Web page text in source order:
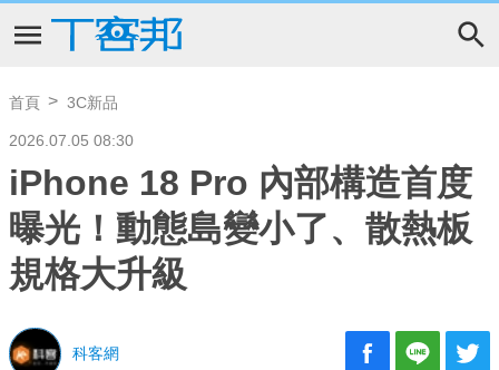
首頁 3C新品
2026.07.05 08:30
iPhone 18 Pro 內部構造首度
曝光！動態島變小了、散熱板
規格大升級
科客網